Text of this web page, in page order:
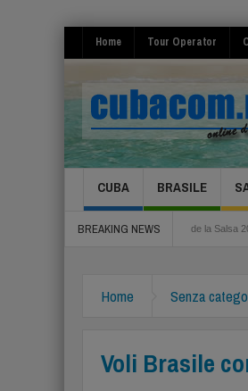
Home Tour Operator
CUBA BRASILE
BREAKING NEWS
Festival de la Salsa 2026 Cuba
Home Senza
Voli Brasile